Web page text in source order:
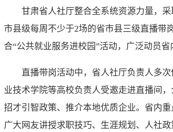
甘肃省人社厅整合全系统资源力量，采
市县级每周不少于2场的省市县三级直播带
合“公共就业服务进校园”活动，广泛动员
直播带岗活动中，省人社厅负责人多次
业技术学院等高校负责人受邀走进直播间
招才引智政策、推介本地优质企业。省内
广大网友讲授求职技巧、生涯规划、人社政